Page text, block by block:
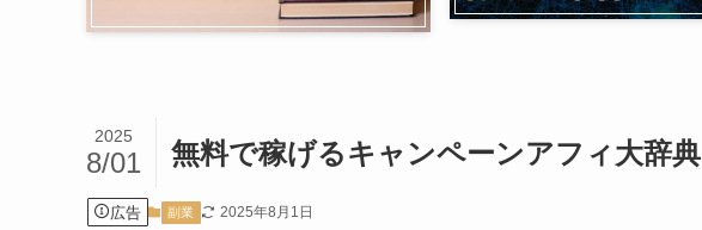
無料で稼げるキャンペーンアフィ大辞典
2025
8/01
広告 副業 2025年8月1日